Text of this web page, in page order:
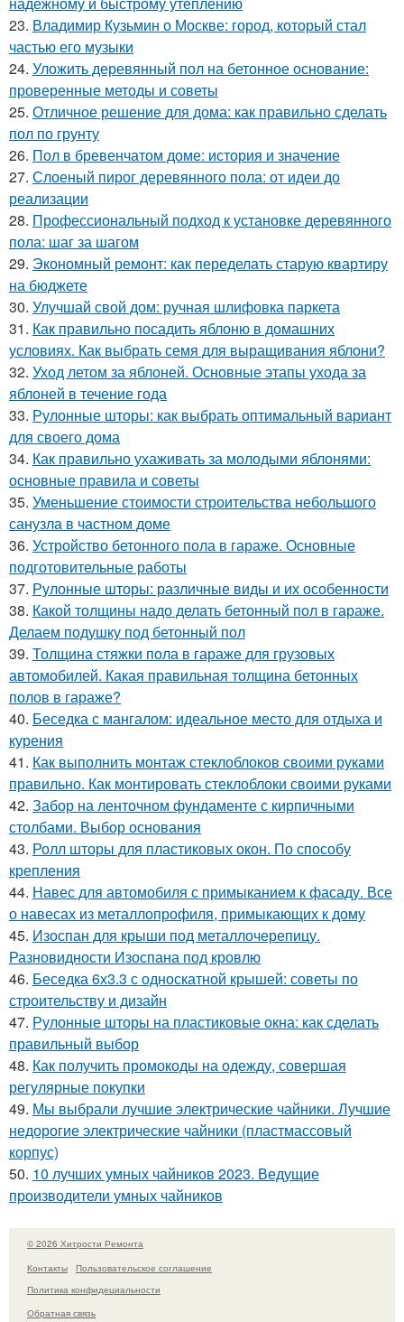
23. Владимир Кузьмин о Москве: город, который стал
частью его музыки
24. Уложить деревянный пол на бетонное основание:
проверенные методы и советы
25. Отличное решение для дома: как правильно сделать
пол по грунту
26. Пол в бревенчатом доме: история и значение
27. Слоеный пирог деревянного пола: от идеи до
реализации
28. Профессиональный подход к установке деревянного
пола: шаг за шагом
29. Экономный ремонт: как переделать старую квартиру
на бюджете
30. Улучшай свой дом: ручная шлифовка паркета
31. Как правильно посадить яблоню в домашних
условиях. Как выбрать семя для выращивания яблони?
32. Уход летом за яблоней. Основные этапы ухода за
яблоней в течение года
33. Рулонные шторы: как выбрать оптимальный вариант
для своего дома
34. Как правильно ухаживать за молодыми яблонями:
основные правила и советы
35. Уменьшение стоимости строительства небольшого
санузла в частном доме
36. Устройство бетонного пола в гараже. Основные
подготовительные работы
37. Рулонные шторы: различные виды и их особенности
38. Какой толщины надо делать бетонный пол в гараже.
Делаем подушку под бетонный пол
39. Толщина стяжки пола в гараже для грузовых
автомобилей. Какая правильная толщина бетонных
полов в гараже?
40. Беседка с мангалом: идеальное место для отдыха и
курения
41. Как выполнить монтаж стеклоблоков своими руками
правильно. Как монтировать стеклоблоки своими руками
42. Забор на ленточном фундаменте с кирпичными
столбами. Выбор основания
43. Ролл шторы для пластиковых окон. По способу
крепления
44. Навес для автомобиля с примыканием к фасаду. Все
о навесах из металлопрофиля, примыкающих к дому
45. Изоспан для крыши под металлочерепицу.
Разновидности Изоспана под кровлю
46. Беседка 6х3.3 с односкатной крышей: советы по
строительству и дизайн
47. Рулонные шторы на пластиковые окна: как сделать
правильный выбор
48. Как получить промокоды на одежду, совершая
регулярные покупки
49. Мы выбрали лучшие электрические чайники. Лучшие
недорогие электрические чайники (пластмассовый
корпус)
50. 10 лучших умных чайников 2023. Ведущие
производители умных чайников
© 2026 Хитрости Ремонта
Контакты
Пользовательское соглашение
Политика конфидециальности
Обратная связь